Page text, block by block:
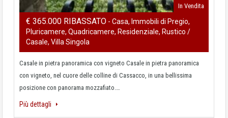
In Vendita
€ 365.000 RIBASSATO - Casa, Immobili di Pregio,
Pluricamere, Quadricamere, Residenziale, Rustico /
Casale, Villa Singola
Casale in pietra panoramica con vigneto Casale in pietra panoramica
con vigneto, nel cuore delle colline di Cassacco, in una bellissima
posizione con panorama mozzafiato.…
Più dettagli